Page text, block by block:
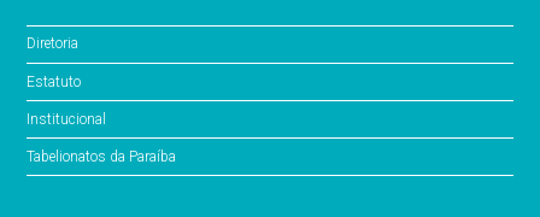
Diretoria
Estatuto
Institucional
Tabelionatos da Paraíba